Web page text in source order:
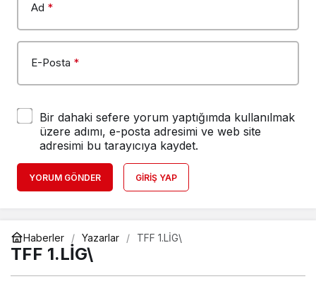
Ad *
E-Posta *
Bir dahaki sefere yorum yaptığımda kullanılmak
üzere adımı, e-posta adresimi ve web site
adresimi bu tarayıcıya kaydet.
YORUM GÖNDER GIRIŞ YAP
Haberler Yazarlar TFF 1.LİG\
TFF 1.LİG\